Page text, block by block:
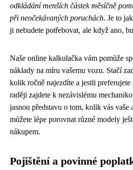
odkládání menších částek měsíčně
při neočekávaných poruchách. Je to
ji nebudete potřebovat, ale když ano,
Naše online kalkulačka vám pomůže
náklady na míru vašemu vozu. Stačí
kolik ročně najezdíte a jestli
raději zajdete k nezávislému
jasnou představu o tom, kolik vás vaše
můžete lépe porovnat různé modely
nákupem.
Pojištění a povinné